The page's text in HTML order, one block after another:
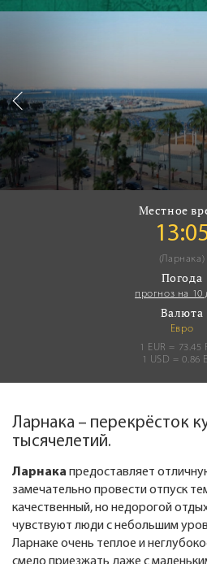
Местное
(Ларнака)
Погода
прогноз на 10
Валюта
Евро
1 EUR = 73.45
1 USD = 0.86
Ларнака – перекрёсток
тысячелетий.
Ларнака предоставляет
замечательно провести отпуск
качественный, но недорогой
чувствуют люди с небольшим
Ларнаке очень теплое и